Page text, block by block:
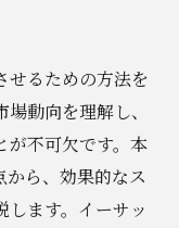
せるための方法を
動向を理解し、
が不可欠です。本
ら、効果的なス
します。イーサッ